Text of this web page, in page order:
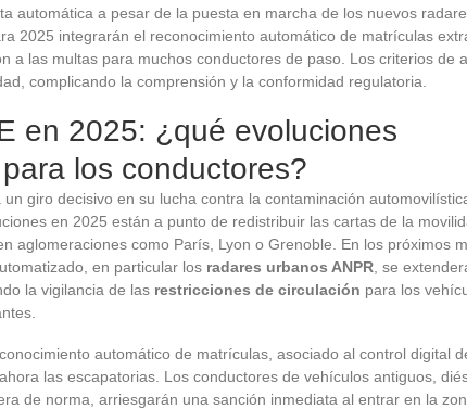
automática a pesar de la puesta en marcha de los nuevos
2025 integrarán el reconocimiento automático de matrículas
a las multas para muchos conductores de paso. Los criterios de
complicando la comprensión y la conformidad regulatoria.
en 2025: ¿qué evoluciones
los conductores?
giro decisivo en su lucha contra la contaminación
en 2025 están a punto de redistribuir las cartas de la
aglomeraciones como París, Lyon o Grenoble. En los próximos
en particular los radares urbanos ANPR , se
la vigilancia de las restricciones de circulación para los
automático de matrículas, asociado al control digital
las escapatorias. Los conductores de vehículos antiguos,
de norma, arriesgarán una sanción inmediata al entrar en la